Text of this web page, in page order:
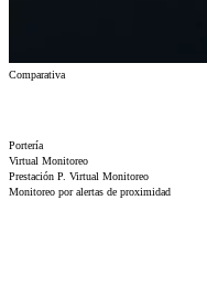
Comparativa
Portería
Virtual Monitoreo
Prestación P. Virtual Monitoreo
Monitoreo por alertas de proximidad